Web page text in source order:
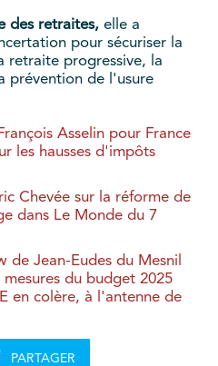
des retraites, elle a
pour sécuriser la
retraite progressive, la
prévention de l'usure
Asselin pour France
les hausses d'impôts
Chevée sur la réforme de
dans Le Monde du 7
de Jean-Eudes du Mesnil
mesures du budget 2025
en colère, à l'antenne de
PARTAGER